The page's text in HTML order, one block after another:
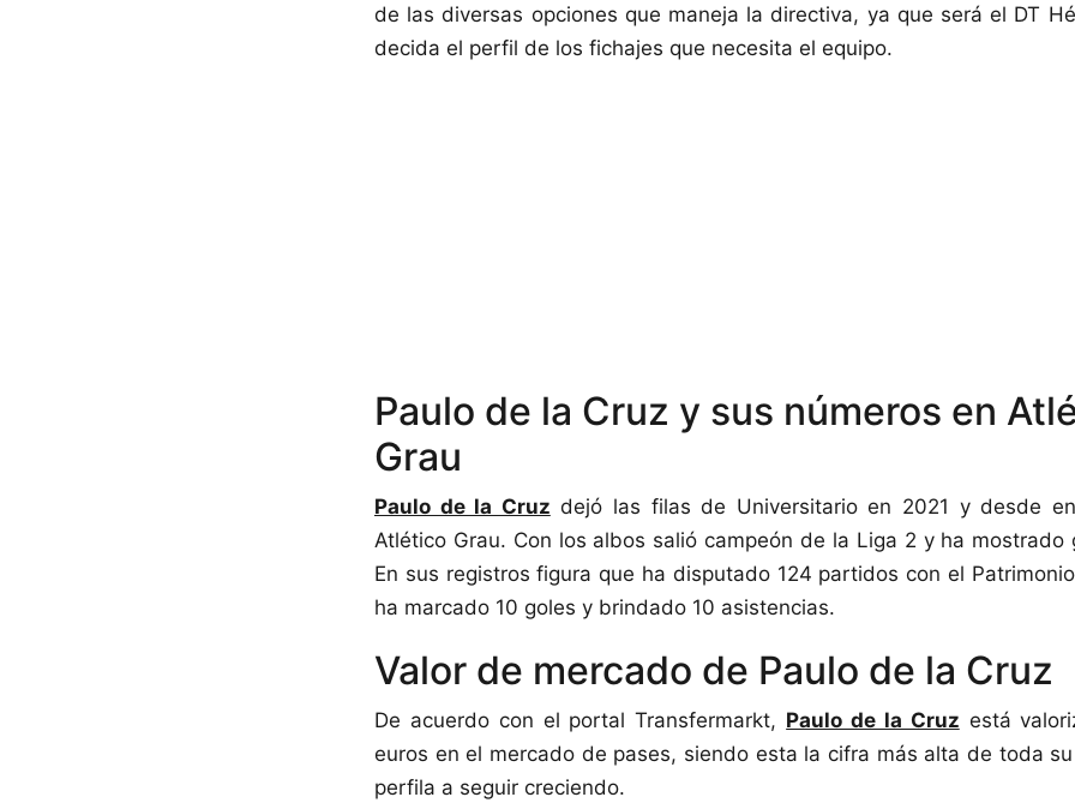
de las diversas opciones que maneja la directiva, ya que será el DT
decida el perfil de los fichajes que necesita el equipo.
Paulo de la Cruz y sus números en
Grau
Paulo de la Cruz dejó las filas de Universitario en 2021 y desde
Atlético Grau. Con los albos salió campeón de la Liga 2 y ha mostrado
En sus registros figura que ha disputado 124 partidos con el
ha marcado 10 goles y brindado 10 asistencias.
Valor de mercado de Paulo de la Cruz
De acuerdo con el portal Transfermarkt, Paulo de la Cruz está
euros en el mercado de pases, siendo esta la cifra más alta de toda
perfila a seguir creciendo.